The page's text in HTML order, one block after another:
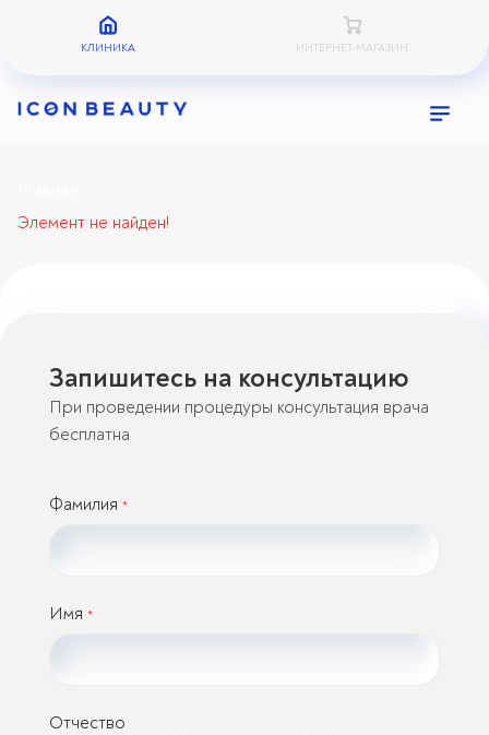
КЛИНИКА ИНТЕРНЕТ-МАГАЗИН
Элемент не найден!
Запишитесь на консультацию
При проведении процедуры консультация врача
бесплатна
Фамилия *
Имя *
Отчество